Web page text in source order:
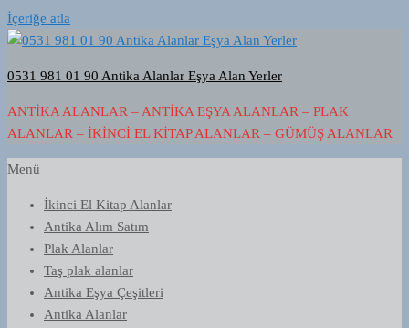
İçeriğe atla
0531 981 01 90 Antika Alanlar Eşya Alan Yerler
ANTIKA ALANLAR – ANTIKA EŞYA ALANLAR – PLAK
ALANLAR – İKINCI EL KITAP ALANLAR – GÜMÜŞ ALANLAR
Menü
İkinci El Kitap Alanlar
Antika Alım Satım
Plak Alanlar
Taş plak alanlar
Antika Eşya Çeşitleri
Antika Alanlar